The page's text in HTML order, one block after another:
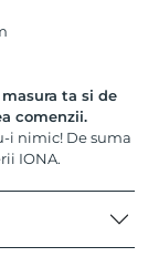
ta si de
comenzii.
i nimic! De suma
IONA.